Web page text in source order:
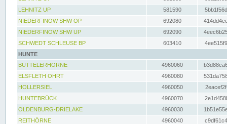
LEHNITZ UP
581590
NIEDERFINOW SHW OP
692080
NIEDERFINOW SHW UP
692090
SCHWEDT SCHLEUSE BP
603410
HUNTE
BUTTELERHÖRNE
4960060
ELSFLETH OHRT
4960080
HOLLERSIEL
4960050
HUNTEBRÜCK
4960070
OLDENBURG-DRIELAKE
4960030
REITHÖRNE
4960040